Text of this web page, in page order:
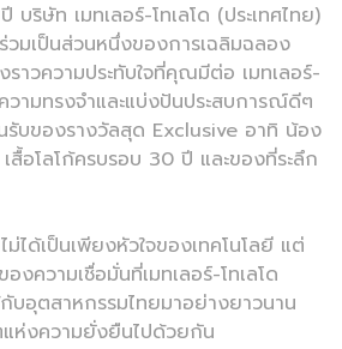
บริษัท เมทเลอร์-โทเลโด (ประเทศไทย)
มเป็นส่วนหนึ่งของการเฉลิมฉลอง
ราวความประทับใจที่คุณมีต่อ เมทเลอร์-
วามทรงจำและแบ่งปันประสบการณ์ดีๆ
บของรางวัลสุด Exclusive อาทิ น้อง
อโลโก้ครบรอบ 30 ปี และของที่ระลึก
ม่ได้เป็นเพียงหัวใจของเทคโนโลยี แต่
ความเชื่อมั่นที่เมทเลอร์-โทเลโด
บอุตสาหกรรมไทยมาอย่างยาวนาน
ห่งความยั่งยืนไปด้วยกัน